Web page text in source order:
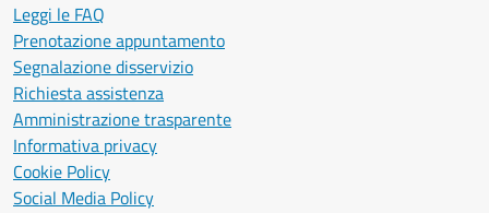
Leggi le FAQ
Prenotazione appuntamento
Segnalazione disservizio
Richiesta assistenza
Amministrazione trasparente
Informativa privacy
Cookie Policy
Social Media Policy